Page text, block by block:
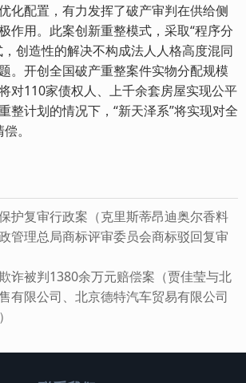
化配置，有力发挥了破产审判在供给侧
作用。此案创新重整模式，采取“程序分
创造性的解决不构成法人人格高度混同
。开创全国破产重整案件实物分配规模
对110家债权人、上千余套房屋实现公平
整计划的情况下，“新天泽系”将实现对全
。
护复审行政案（克里斯蒂昂迪奥尔香料
管理总局商标评审委员会商标驳回复审
诈被判1380余万元赔偿案（贾佳莹与北
有限公司、北京德特汽车贸易有限公司